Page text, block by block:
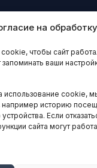
на
чтобы сайт
ваши
использование cookie,
историю
Если
сайта могут
И
Архив